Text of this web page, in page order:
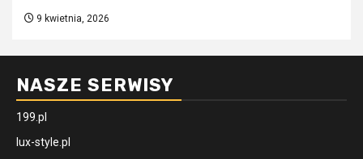
9 kwietnia, 2026
NASZE SERWISY
199.pl
lux-style.pl